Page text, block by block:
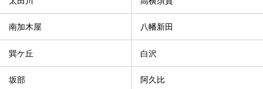
南加木屋 八幡新田
巽ケ丘 白沢
坂部 阿久比